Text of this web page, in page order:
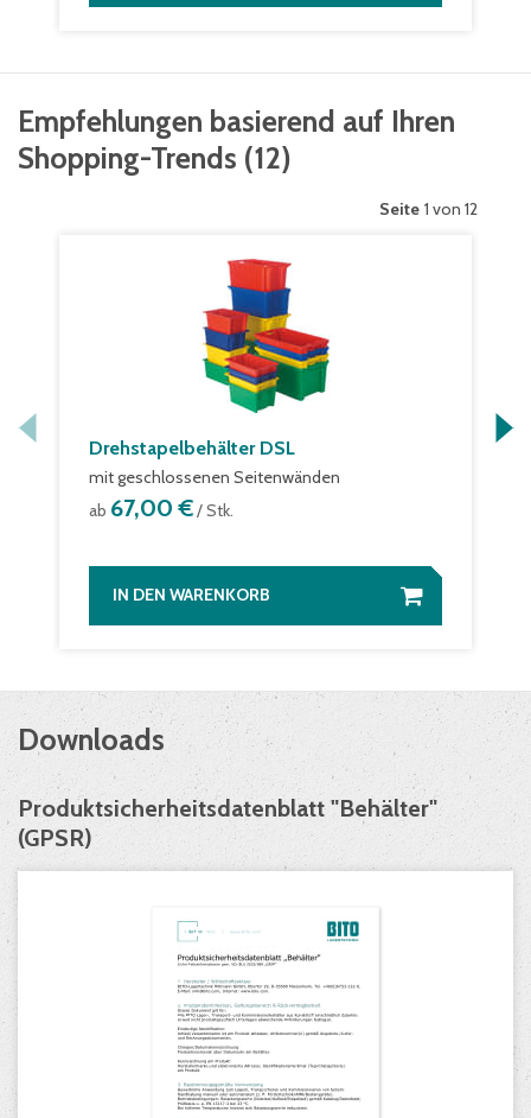
Empfehlungen basierend auf Ihren
Shopping-Trends (12)
Seite 1 von 12
Drehstapelbehälter DSL
mit geschlossenen Seitenwänden
ab 67,00 €/ Stk.
IN DEN WARENKORB
Downloads
Produktsicherheitsdatenblatt "Behälter"
(GPSR)